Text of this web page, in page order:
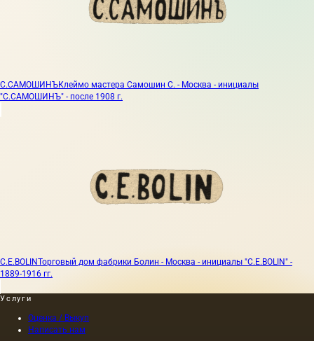
С.САМОШИНЪКлеймо мастера Самошин С. - Москва - инициалы
"С.САМОШИНЪ" - после 1908 г.
C.E.BOLINТорговый дом фабрики Болин - Москва - инициалы "C.E.BOLIN" -
1889-1916 гг.
Услуги
Оценка / Выкуп
Написать нам